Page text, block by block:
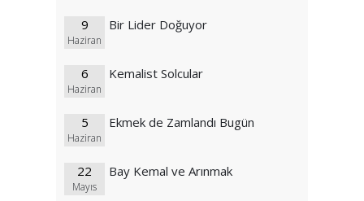
9
Haziran
Bir Lider Doğuyor
6
Haziran
Kemalist Solcular
5
Haziran
Ekmek de Zamlandı Bugün
22
Mayıs
Bay Kemal ve Arınmak